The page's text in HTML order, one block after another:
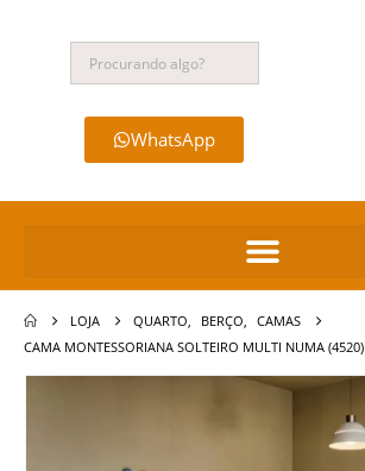
WhatsApp
LOJA QUARTO BERÇO
CAMAS
CAMA MONTESSORIANA SOLTEIRO MULTI NUMA (4520)